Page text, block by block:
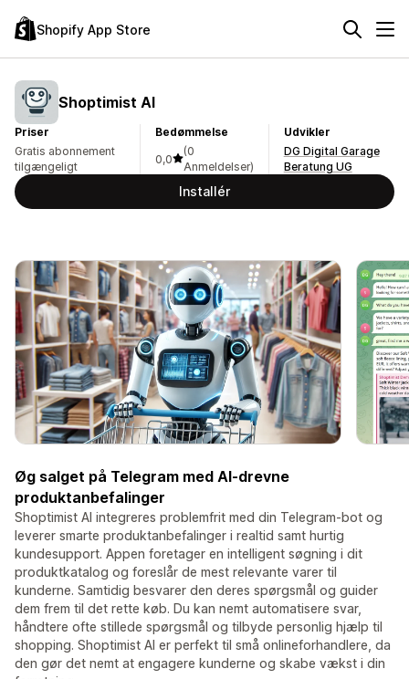
Shopify App Store
Shoptimist AI
Priser
Gratis abonnement
tilgængeligt
Bedømmelse
0,0
(0
Anmeldelser)
Udvikler
DG Digital Garage
Beratung UG
Installér
Øg salget på Telegram med AI-drevne
produktanbefalinger
Shoptimist AI integreres problemfrit med din Telegram-bot og
leverer smarte produktanbefalinger i realtid samt hurtig
kundesupport. Appen foretager en intelligent søgning i dit
produktkatalog og foreslår de mest relevante varer til
kunderne. Samtidig besvarer den deres spørgsmål og guider
dem frem til det rette køb. Du kan nemt automatisere svar,
håndtere ofte stillede spørgsmål og tilbyde personlig hjælp til
shopping. Shoptimist AI er perfekt til små onlineforhandlere, da
den gør det nemt at engagere kunderne og skabe vækst i din